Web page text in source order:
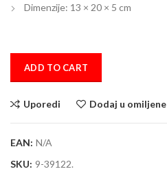
Dimenzije: 13 × 20 × 5 cm
ADD TO CART
Uporedi Dodaj u omiljene
EAN: N/A
SKU: 9-39122.